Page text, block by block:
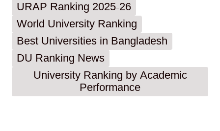
URAP Ranking 2025-26
World University Ranking
Best Universities in Bangladesh
DU Ranking News
University Ranking by Academic
Performance